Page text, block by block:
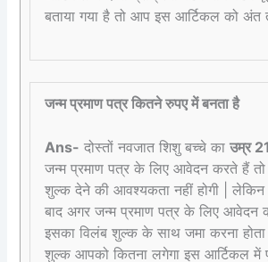
बताया गया है तो आप इस आर्टिकल को
जन्म प्रमाण पत्र कितने रुपए में बनता है
Ans- दोस्तों नवजात शिशु बच्चे काउम्र 21
जन्म प्रमाण पत्र के लिए आवेदन करते हैं
शुल्क देने की आवश्यकता नहीं होगी | लेकिन
बाद अगर जन्म प्रमाण पत्र के लिए आवेदन
इसका विलंब शुल्क के साथ जमा करना
शुल्क आपको कितना लगेगा इस आर्टिकल में